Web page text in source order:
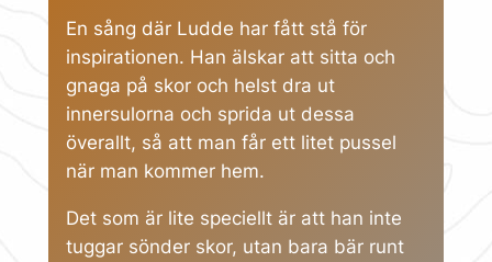
En sång där Ludde har fått stå för
inspirationen. Han älskar att sitta och
gnaga på skor och helst dra ut
innersulorna och sprida ut dessa
överallt, så att man får ett litet pussel
när man kommer hem.
Det som är lite speciellt är att han inte
tuggar sönder skor, utan bara bär runt